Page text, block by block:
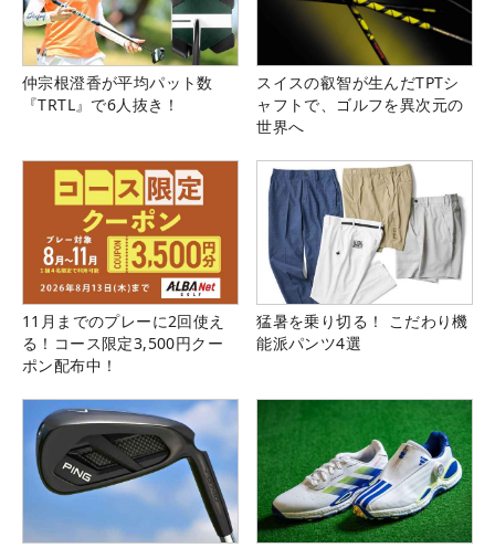
仲宗根澄香が平均パット数
『TRTL』で6人抜き！
スイスの叡智が生んだTPTシ
ャフトで、ゴルフを異次元の
世界へ
11月までのプレーに2回使え
る！コース限定3,500円クー
ポン配布中！
猛暑を乗り切る！ こだわり機
能派パンツ4選